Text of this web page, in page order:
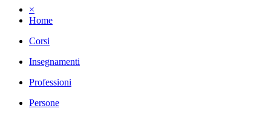
×
Home
Corsi
Insegnamenti
Professioni
Persone